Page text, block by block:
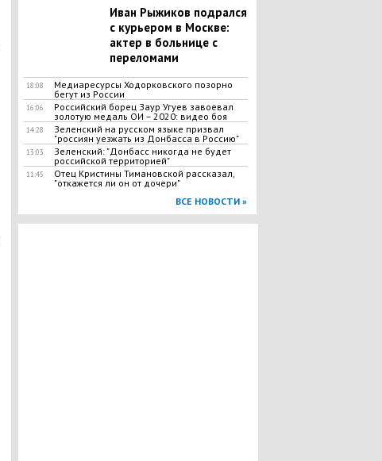
Иван Рыжиков подрался
с курьером в Москве:
актер в больнице с
переломами
18:08
Медиаресурсы Ходорковского позорно
бегут из России
16:06
Российский борец Заур Угуев завоевал
золотую медаль ОИ – 2020: видео боя
14:28
Зеленский на русском языке призвал
"россиян уезжать из Донбасса в Россию"
13:03
Зеленский: "Донбасс никогда не будет
российской территорией"
11:45
Отец Кристины Тимановской рассказал,
"откажется ли он от дочери"
ВСЕ НОВОСТИ »